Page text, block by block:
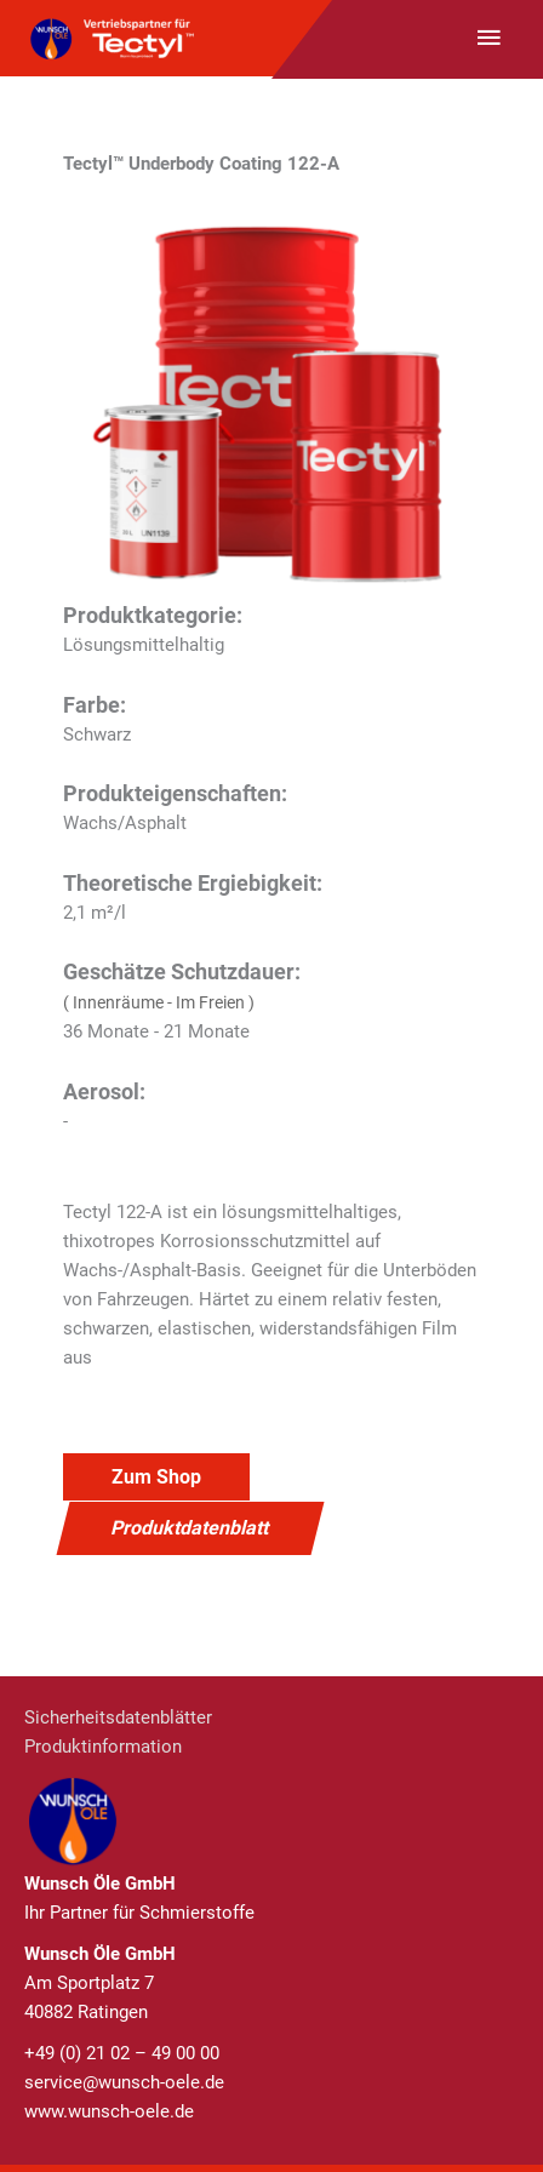
Inhalt
springen
Tectyl™ Underbody Coating 122-A
Produktkategorie:
Lösungsmittelhaltig
Farbe:
Schwarz
Produkteigenschaften:
Wachs/Asphalt
Theoretische Ergiebigkeit:
2,1 m²/l
Geschätze Schutzdauer:
( Innenräume - Im Freien )
36 Monate - 21 Monate
Aerosol:
-
Tectyl 122-A ist ein lösungsmittelhaltiges,
thixotropes Korrosionsschutzmittel auf
Wachs-/Asphalt-Basis. Geeignet für die Unterböden
von Fahrzeugen. Härtet zu einem relativ festen,
schwarzen, elastischen, widerstandsfähigen Film
aus
Zum Shop
Produktdatenblatt
Sicherheitsdatenblätter
Produktinformation
Wunsch Öle GmbH
Ihr Partner für Schmierstoffe
Wunsch Öle GmbH
Am Sportplatz 7
40882 Ratingen
+49 (0) 21 02 – 49 00 00
service@wunsch-oele.de
www.wunsch-oele.de